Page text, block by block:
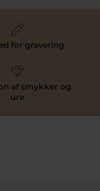
for gravering
af smykker og
ure